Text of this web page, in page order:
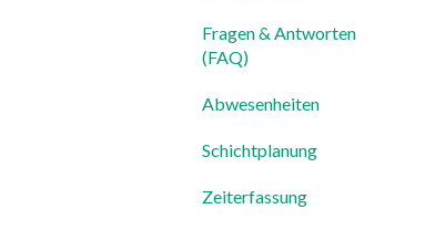
Für Admins
Fragen & Antworten
(FAQ)
Login, Account & Sicherheit
Mitarbeiterverwaltung
Mitarbeiterprofile &
Abwesenheiten
Schichtplanung
Zeiterfassung